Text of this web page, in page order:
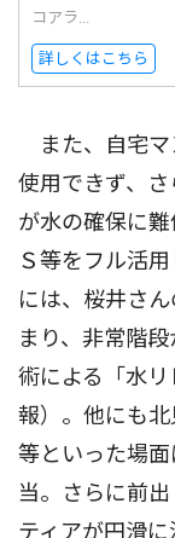
コアラ...
詳しくはこちら
また、自宅マ
使用できず、
が水の確保に
Ｓ等をフル活
には、桜井さ
まり、非常階
術による「水
報）。他にも
等といった場
当。さらに前
ティアが円滑